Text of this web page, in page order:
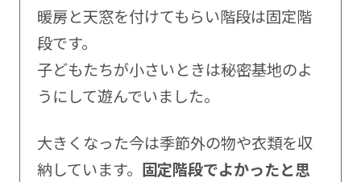
暖房と天窓を付けてもらい階段は固定階
段です。
子どもたちが小さいときは秘密基地のよ
うにして遊んでいました。
大きくなった今は季節外の物や衣類を収
納しています。 固定階段でよかったと思